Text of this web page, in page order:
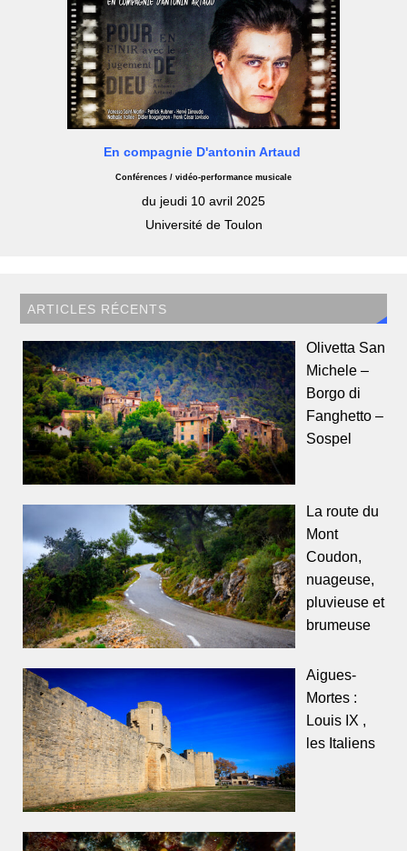
En compagnie D'antonin Artaud
Conférences / vidéo-performance musicale
du jeudi 10 avril 2025
Université de Toulon
ARTICLES RÉCENTS
Olivetta San
Michele –
Borgo di
Fanghetto –
Sospel
La route du
Mont
Coudon,
nuageuse,
pluvieuse et
brumeuse
Aigues-
Mortes :
Louis IX ,
les Italiens